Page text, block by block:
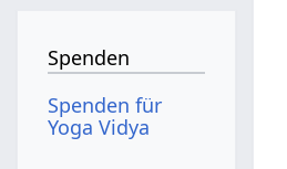
Spenden
Spenden für
Yoga Vidya